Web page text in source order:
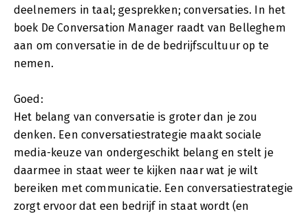
deelnemers in taal; gesprekken; conversaties. In het
boek De Conversation Manager raadt van Belleghem
aan om conversatie in de de bedrijfscultuur op te
nemen.
Goed:
Het belang van conversatie is groter dan je zou
denken. Een conversatiestrategie maakt sociale
media-keuze van ondergeschikt belang en stelt je
daarmee in staat weer te kijken naar wat je wilt
bereiken met communicatie. Een conversatiestrategie
zorgt ervoor dat een bedrijf in staat wordt (en